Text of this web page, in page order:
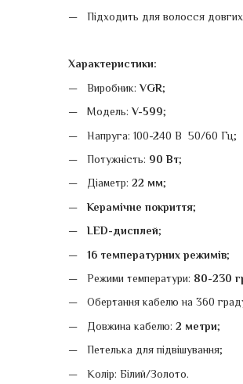
Підходить для волосся
Характеристики:
Виробник:VGR;
Модель:V-599;
Напруга: 100-240 В 50/60 Гц;
Потужність: 90 Вт;
Діаметр: 22 мм;
Керамічне покриття;
LED-дисплей;
16 температурних режимів;
Режими температури: 80-230
Обертання кабелю на 360
Довжина кабелю: 2 метри;
Петелька для підвішування;
Колір: Білий/Золото.